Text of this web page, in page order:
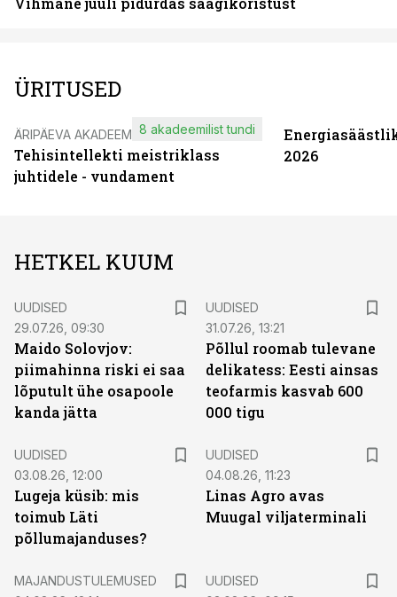
ÜRITUSED
ÄRIPÄEVA AKADEEMIA
Tehisintellekti meistriklass
juhtidele - vundament
8 akadeemilist tundi
2026
HETKEL KUUM
UUDISED
29.07.26, 09:30
Maido Solovjov:
piimahinna riski ei saa
lõputult ühe osapoole
kanda jätta
UUDISED
31.07.26, 13:21
Põllul roomab tulevane
delikatess: Eesti ainsas
teofarmis kasvab 600
000 tigu
UUDISED
03.08.26, 12:00
Lugeja küsib: mis
toimub Läti
põllumajanduses?
UUDISED
04.08.26, 11:23
Linas Agro avas
Muugal viljaterminali
MAJANDUSTULEMUSED
UUDISED